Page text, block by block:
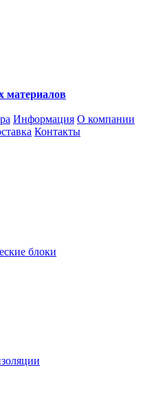
материалов
Информация О компании
Контакты
блоки